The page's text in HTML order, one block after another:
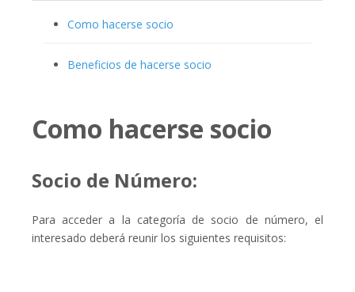
Como hacerse socio
Beneficios de hacerse socio
Como hacerse socio
Socio de Número:
Para acceder a la categoría de socio de número, el
interesado deberá reunir los siguientes requisitos: